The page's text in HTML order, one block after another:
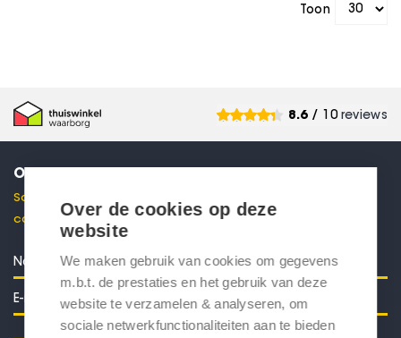
Toon
8.6/ 10 reviews
ONTVANG 10% KORTING
Schrijf je in voor onze nieuwsbrief en ontvang direct een
code voor 10% korting in je mailbox.
Over de cookies op deze
website
We maken gebruik van cookies om gegevens
m.b.t. de prestaties en het gebruik van deze
website te verzamelen & analyseren, om
sociale netwerkfunctionaliteiten aan te bieden